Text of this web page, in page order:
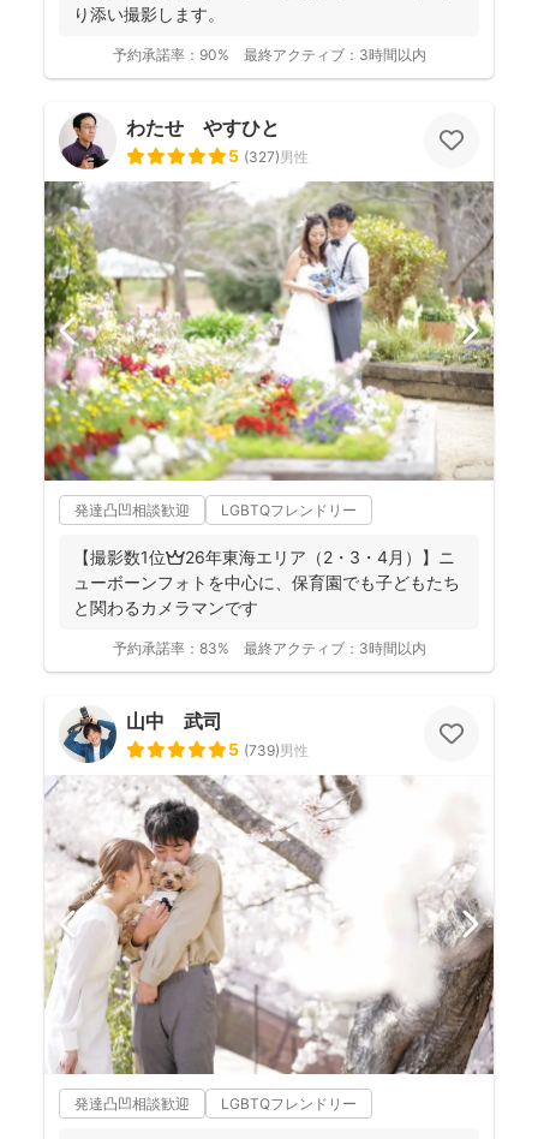
り添い撮影します。
予約承諾率： 90% 最終アクティブ： 3時間以内
わたせ やすひと
5 (327)男性
発達凸凹相談歓迎 LGBTQフレンドリー
【撮影数1位👑26年東海エリア（2・3・4月）】ニ
ューボーンフォトを中心に、保育園でも子どもたち
と関わるカメラマンです
予約承諾率： 83% 最終アクティブ： 3時間以内
山中 武司
5 (739)男性
発達凸凹相談歓迎 LGBTQフレンドリー